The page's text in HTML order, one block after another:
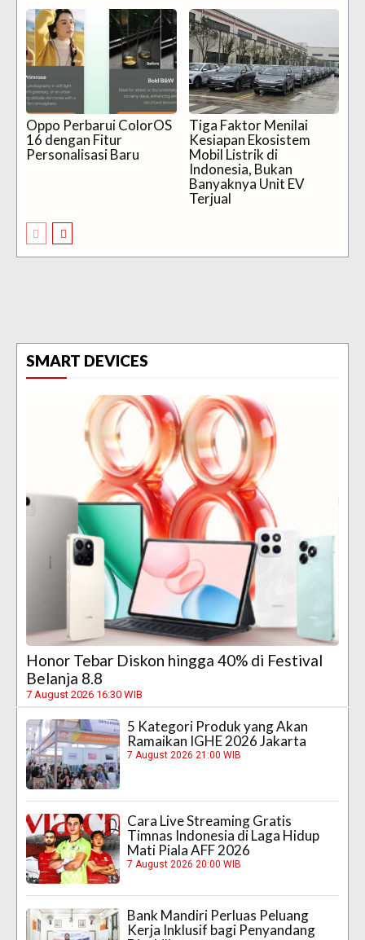
Oppo Perbarui ColorOS
16 dengan Fitur
Personalisasi Baru
Tiga Faktor Menilai
Kesiapan Ekosistem
Mobil Listrik di
Indonesia, Bukan
Banyaknya Unit EV
Terjual
SMART DEVICES
Honor Tebar Diskon hingga 40% di Festival
Belanja 8.8
7 August 2026 16:30 WIB
5 Kategori Produk yang Akan
Ramaikan IGHE 2026 Jakarta
7 August 2026 21:00 WIB
Cara Live Streaming Gratis
Timnas Indonesia di Laga Hidup
Mati Piala AFF 2026
7 August 2026 20:00 WIB
Bank Mandiri Perluas Peluang
Kerja Inklusif bagi Penyandang